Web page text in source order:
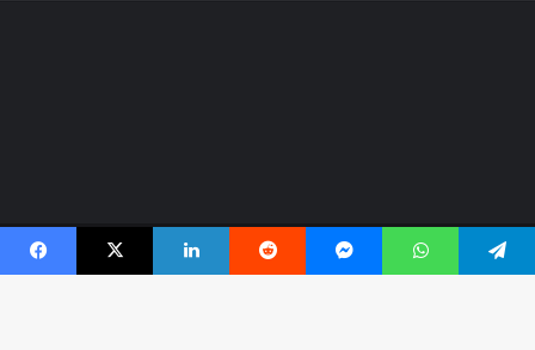
Facebook X Linkedin Reddit Messenger WhatsApp Telegram